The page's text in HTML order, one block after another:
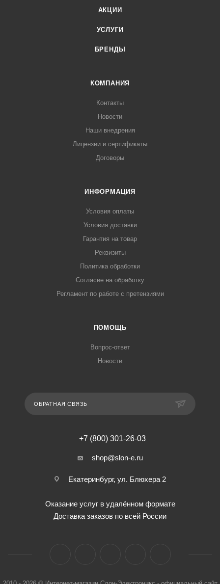
АКЦИИ
УСЛУГИ
БРЕНДЫ
КОМПАНИЯ
Контакты
Новости
Наши внедрения
Лицензии и сертификаты
Договоры
ИНФОРМАЦИЯ
Условия оплаты
Условия доставки
Гарантия на товар
Реквизиты
Политика обработки
Согласие на обработку
Регламент по работе с претензиями
ПОМОЩЬ
Вопрос-ответ
Новости
ОБРАТНАЯ СВЯЗЬ
+7 (800) 301-26-03
shop@slon-e.ru
Екатеринбург, ул. Блюхера 2
Оказание услуг в удалённом формате
Доставка заказов по всей России